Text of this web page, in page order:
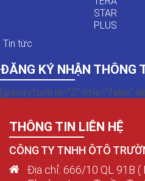
STAR
PLUS
Tin tức
ĐĂNG KÝ NHẬN THÔNG
[gravityform id="2" title="false"
THÔNG TIN LIÊN HỆ
CÔNG TY TNHH ÔTÔ
Địa chỉ: 666/10 QL 91B (